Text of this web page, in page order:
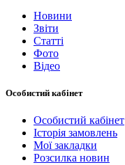
Новини
Звіти
Статті
Фото
Відео
Особистий кабінет
Особистий кабінет
Історія замовлень
Мої закладки
Розсилка новин